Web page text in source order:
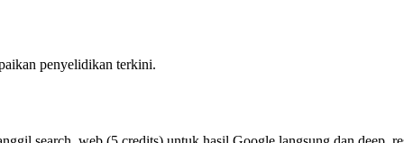
penyelidikan terkini.